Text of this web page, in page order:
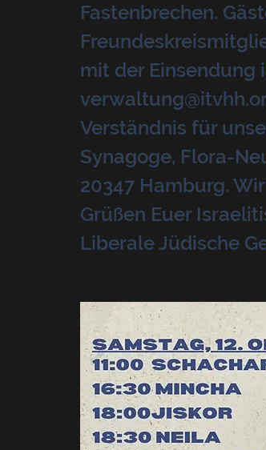
Fastenbrechen.
mit der Einsendung
Verständnis für
Synagoge, Flora-
20347 Hamburg.
Grüßen Euer
Liberale Jüdische